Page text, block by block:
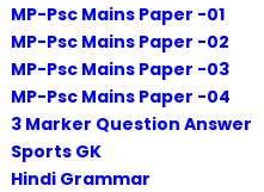
MP-Psc Mains Paper -01
MP-Psc Mains Paper -02
MP-Psc Mains Paper -03
MP-Psc Mains Paper -04
3 Marker Question Answer
Sports GK
Hindi Grammar